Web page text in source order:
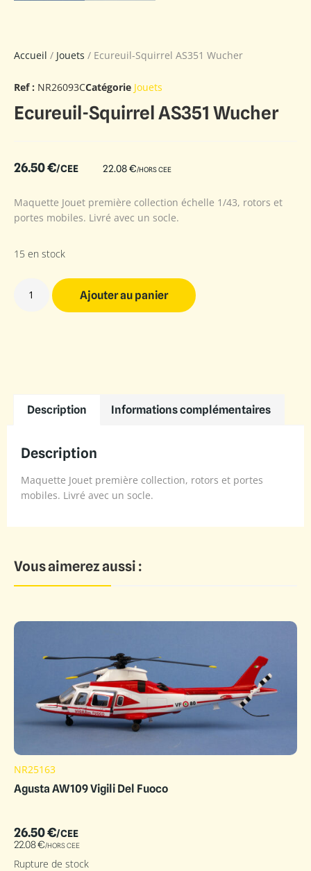
Accueil / Jouets / Ecureuil-Squirrel AS351 Wucher
Ref : NR26093CCatégorie Jouets
Ecureuil-Squirrel AS351 Wucher
26.50€/CEE 22.08€/HORS CEE
Maquette Jouet première collection échelle 1/43, rotors et
portes mobiles. Livré avec un socle.
15 en stock
Ajouter au panier
Description Informations complémentaires
Description
Maquette Jouet première collection, rotors et portes
mobiles. Livré avec un socle.
Vous aimerez aussi :
NR25163
Agusta AW109 Vigili Del Fuoco
26.50€/CEE
22.08€/HORS CEE
Rupture de stock